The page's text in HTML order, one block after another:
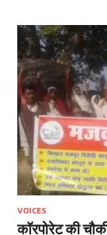
VOICES
कॉरपोरेट की